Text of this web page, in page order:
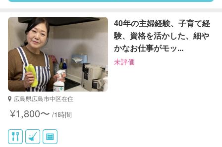
特徴 料金 レビュー
サポートの特徴
資格 なし
対応可能/特徴
掃除（洗面所、お風呂場、お手洗
40年の主婦経験、子育て経
験、資格を活かした、細や
かなお仕事がモッ...
未評価
広島県広島市中区在住
¥1,800〜 /1時間